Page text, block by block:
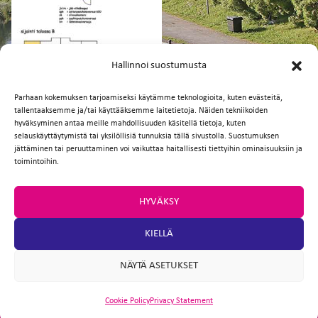
Hallinnoi suostumusta
Parhaan kokemuksen tarjoamiseksi käytämme teknologioita, kuten evästeitä,
tallentaaksemme ja/tai käyttääksemme laitetietoja. Näiden tekniikoiden
hyväksyminen antaa meille mahdollisuuden käsitellä tietoja, kuten
selauskäyttäytymistä tai yksilöllisiä tunnuksia tällä sivustolla. Suostumuksen
jättäminen tai peruuttaminen voi vaikuttaa haitallisesti tiettyihin ominaisuuksiin ja
toimintoihin.
HYVÄKSY
KIELLÄ
NÄYTÄ ASETUKSET
Cookie PolicyPrivacy Statement
Facebook
TwitterEmailWhatsApp